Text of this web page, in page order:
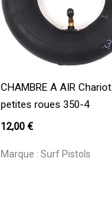
Ajouter Au Panier
CHAMBRE A AIR Chariot
petites roues 350-4
12,00€
Marque :Surf Pistols